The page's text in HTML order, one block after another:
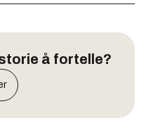
å fortelle?